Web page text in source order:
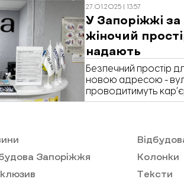
27.01.2025 | 13:57
У Запоріжжі
жіночий
надають
Безпечний простір
новою адресою -
проводитимуть
групові та
Запоріжжя
Колонки
Тексти